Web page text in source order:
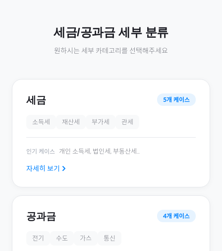
세금/공과금세부 분류
원하시는 세부 카테고리를 선택해주세요
세금 5개 케이스
소득세 재산세 부가세 관세
인기 케이스 개인 소득세, 법인세, 부동산세 ...
자세히 보기
공과금 4개 케이스
전기 수도 가스 통신